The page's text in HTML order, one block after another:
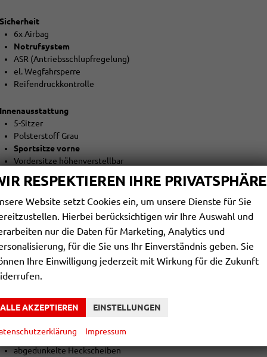
Sicherheit
6x Airbag
Notrufsystem
ASR (Antriebsschlupfregelung)
el. Wegfahrsperre
Reifendruckkontrolle
Innenausstattung
5-Sitzer
Polsterstoff Grau
Sportsitze vorne
Vordersitze höhenverstellbar
5-Kopfstützen
ISOFIX + ISOFIX (Beifahrersitz)
MULTIFUNKTIONS-SPORTLEDERLENKRAD
Lenksäule höhenverstellbar
Schaltwippen am Lenkrad
Mittelarmlehne
Ambientebeleuchtung
teilbar klappbare Rücksitzbank
Aussenausstattung
el. Fensterheber vorne + hinten
abgedunkelte Heckscheiben
RESPEKTIEREN IHRE PRIVATSPHÄRE
Website setzt Cookies ein, um unsere Dienste für Sie
Hierbei berücksichtigen wir Ihre Auswahl und
nur die Daten für Marketing, Analytics und
für die Sie uns Ihr Einverständnis geben. Sie
Ihre Einwilligung jederzeit mit Wirkung für die Zukunft
ALLE AKZEPTIEREN EINSTELLUNGEN
Impressum